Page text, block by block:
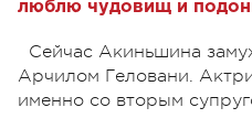
люблю чудовищ и
Сейчас Акиньшина
Арчилом Геловани.
именно со вторым